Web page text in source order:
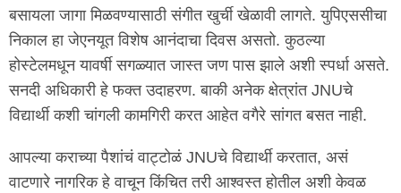
बसायला जागा मिळवण्यासाठी संगीत खुर्ची खेळावी लागते. युपिएससीचा
निकाल हा जेएनयूत विशेष आनंदाचा दिवस असतो. कुठल्या
होस्टेलमधून यावर्षी सगळ्यात जास्त जण पास झाले अशी स्पर्धा असते.
सनदी अधिकारी हे फक्त उदाहरण. बाकी अनेक क्षेत्रांत JNUचे
विद्यार्थी कशी चांगली कामगिरी करत आहेत वगैरे सांगत बसत नाही.
आपल्या कराच्या पैशांचं वाट्टोळं JNUचे विद्यार्थी करतात, असं
वाटणारे नागरिक हे वाचून किंचित तरी आश्वस्त होतील अशी केवळ